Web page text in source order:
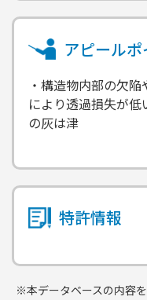
アピールポ
・構造物内部の欠
により透過損失が
の灰は津
特許情報
※本データベースの内容